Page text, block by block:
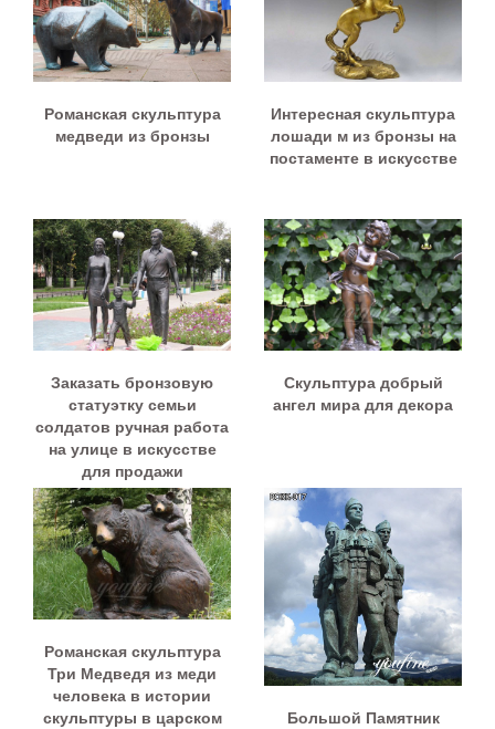
Романская скульптура
медведи из бронзы
Интересная скульптура
лошади м из бронзы на
постаменте в искусстве
Заказать бронзовую
статуэтку семьи
солдатов ручная работа
на улице в искусстве
для продажи
Скульптура добрый
ангел мира для декора
Романская скульптура
Три Медведя из меди
человека в истории
скульптуры в царском
Большой Памятник